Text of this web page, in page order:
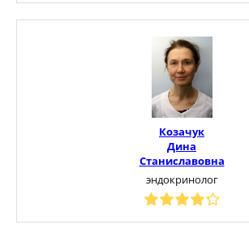
Козачук
Дина
Станиславовна
эндокринолог